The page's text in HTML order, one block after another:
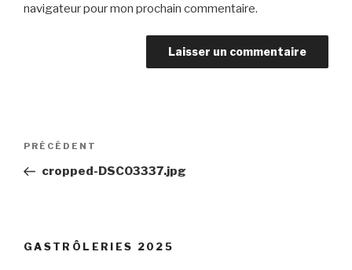
navigateur pour mon prochain commentaire.
Navigation
l’article
Article
précédent
PRÉCÉDENT
cropped-DSC03337.jpg
GASTRÔLERIES 2025